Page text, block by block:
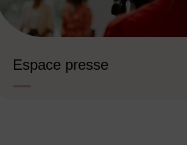
Espace presse